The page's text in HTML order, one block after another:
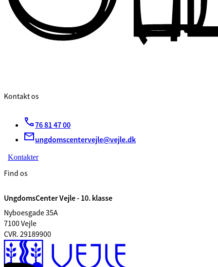
Kontakt os
76 81 47 00
ungdomscentervejle@vejle.dk
Kontakter
Find os
UngdomsCenter Vejle - 10. klasse
Nyboesgade 35A
7100 Vejle
CVR. 29189900